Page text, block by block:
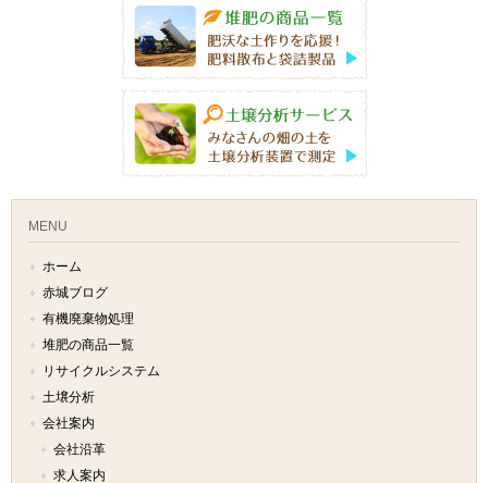
MENU
ホーム
赤城ブログ
有機廃棄物処理
堆肥の商品一覧
リサイクルシステム
土壌分析
会社案内
会社沿革
求人案内